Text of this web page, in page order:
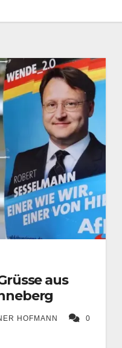
aus
HOFMANN
0